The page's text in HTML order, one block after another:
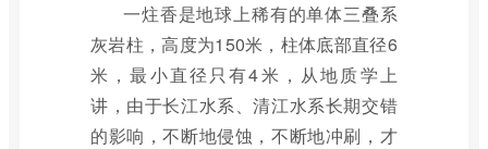
一炷香是地球上稀有的单体三叠系
灰岩柱，高度为150米，柱体底部直径6
米，最小直径只有4米，从地质学上
讲，由于长江水系、清江水系长期交错
的影响，不断地侵蚀，不断地冲刷，才